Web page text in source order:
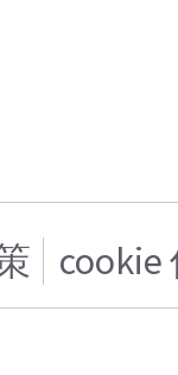
cookie